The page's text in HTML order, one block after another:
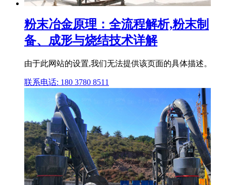
粉末冶金原理：全流程解析,粉末制
备、成形与烧结技术详解
由于此网站的设置,我们无法提供该页面的具体描述。
联系电话: 180 3780 8511